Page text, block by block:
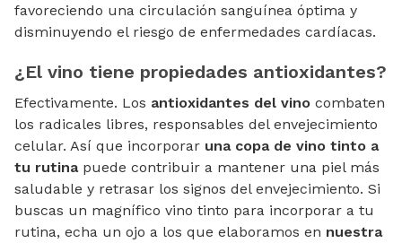
favoreciendo una circulación sanguínea óptima y
disminuyendo el riesgo de enfermedades cardíacas.
¿El vino tiene propiedades antioxidantes?
Efectivamente. Los antioxidantes del vino combaten
los radicales libres, responsables del envejecimiento
celular. Así que incorporar una copa de vino tinto a
tu rutinapuede contribuir a mantener una piel más
saludable y retrasar los signos del envejecimiento. Si
buscas un magnífico vino tinto para incorporar a tu
rutina, echa un ojo a los que elaboramos en nuestra